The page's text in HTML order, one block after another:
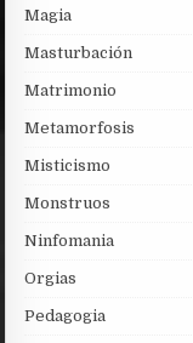
Magia
Masturbación
Matrimonio
Metamorfosis
Misticismo
Monstruos
Ninfomania
Orgias
Pedagogia